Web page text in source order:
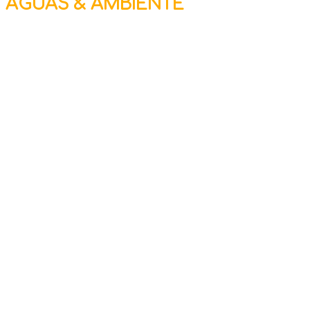
AGUAS & AMBIENTE